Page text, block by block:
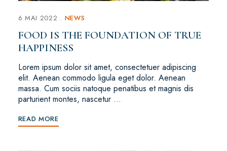
6 MAI 2022 NEWS
FOOD IS THE FOUNDATION OF TRUE
HAPPINESS
Lorem ipsum dolor sit amet, consectetuer adipiscing
elit. Aenean commodo ligula eget dolor. Aenean
massa. Cum sociis natoque penatibus et magnis dis
parturient montes, nascetur …
READ MORE